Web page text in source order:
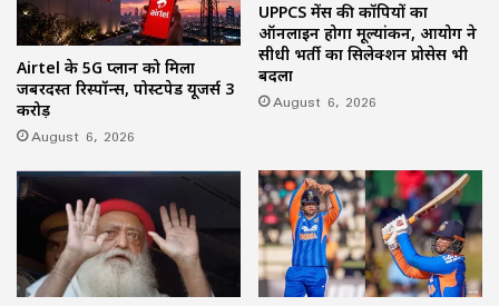
Airtel के 5G प्लान को मिला
जबरदस्त रिस्पॉन्स, पोस्टपेड यूजर्स 3
करोड़
August 6, 2026
UPPCS मेंस की कॉपियों का
ऑनलाइन होगा मूल्यांकन, आयोग ने
सीधी भर्ती का सिलेक्शन प्रोसेस भी
बदला
August 6, 2026